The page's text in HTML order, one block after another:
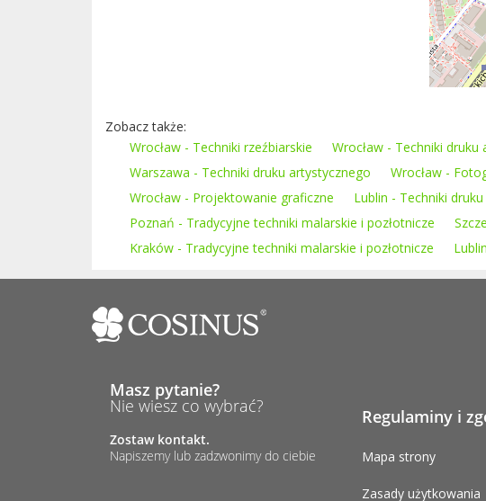
Zobacz także:
Wrocław - Techniki rzeźbiarskie
Wrocław - Techniki druku
Warszawa - Techniki druku artystycznego
Wrocław -
Wrocław - Projektowanie graficzne
Lublin - Techniki
Poznań - Tradycyjne techniki malarskie i pozłotnicze
Kraków - Tradycyjne techniki malarskie i pozłotnicze
Masz pytanie?
Nie wiesz co wybrać?
Zostaw kontakt.
Napiszemy lub zadzwonimy do ciebie
Regulaminy i
Mapa strony
Zasady użytkowania